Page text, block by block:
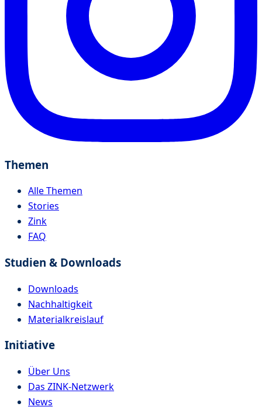
Themen
Alle Themen
Stories
Zink
FAQ
Studien & Downloads
Downloads
Nachhaltigkeit
Materialkreislauf
Initiative
Über Uns
Das ZINK-Netzwerk
News